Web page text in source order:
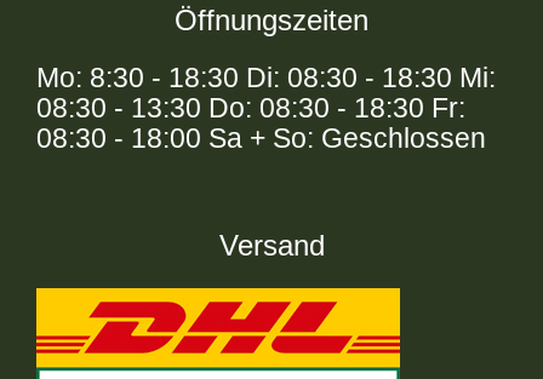
Öffnungszeiten
Mo: 8:30 - 18:30 Di: 08:30 - 18:30 Mi:
08:30 - 13:30 Do: 08:30 - 18:30 Fr:
08:30 - 18:00 Sa + So: Geschlossen
Versand